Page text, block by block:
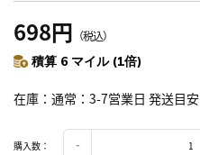
698円 （税込）
積算 6 マイル (1倍)
在庫 通常：3-7営業日 発送目安
購入数：